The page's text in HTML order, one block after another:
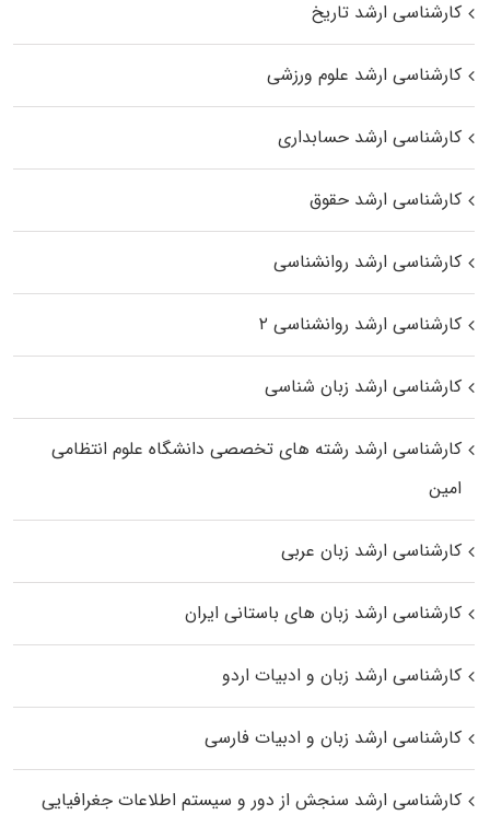
کارشناسی ارشد تاریخ
کارشناسی ارشد علوم ورزشی
کارشناسی ارشد حسابداری
کارشناسی ارشد حقوق
کارشناسی ارشد روانشناسی
کارشناسی ارشد روانشناسی ۲
کارشناسی ارشد زبان شناسی
کارشناسی ارشد رﺷﺘﻪ ﻫﺎی تخصصی داﻧﺸﮕﺎه ﻋﻠﻮم انتظامی
اﻣﻴﻦ
کارشناسی ارشد زبان عربی
کارشناسی ارشد زبان‌ های باستانی ایران
کارشناسی ارشد زبان و ادبیات اردو
کارشناسی ارشد زبان و ادبیات فارسی
کارشناسی ارشد سنجش از دور و سیستم اطلاعات جغرافیایی